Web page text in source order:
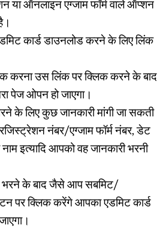
या ऑनलाइन एग्जाम फॉर्म वाले ऑप्शन
कार्ड डाउनलोड करने के लिए लिंक
करना उस लिंक पर क्लिक करने के बाद
पेज ओपन हो जाएगा।
के लिए कुछ जानकारी मांगी जा सकती
नंबर/एग्जाम फॉर्म नंबर, डेट
इत्यादि आपको वह जानकारी भरनी
भरने के बाद जैसे आप सबमिट/
पर क्लिक करेंगे आपका एडमिट कार्ड